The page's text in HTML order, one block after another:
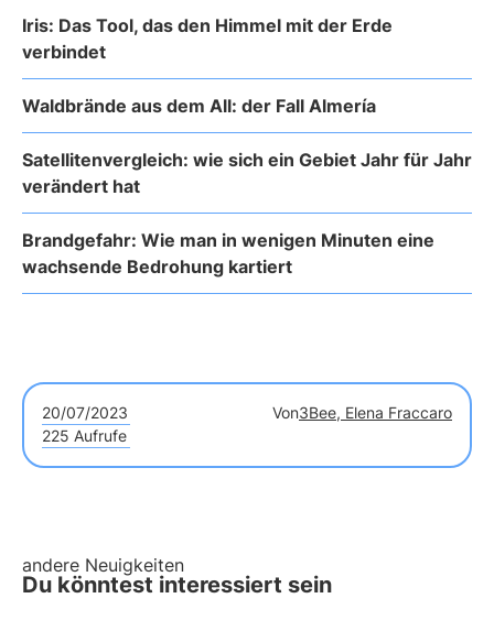
Iris: Das Tool, das den Himmel mit der Erde
verbindet
Waldbrände aus dem All: der Fall Almería
Satellitenvergleich: wie sich ein Gebiet Jahr für Jahr
verändert hat
Brandgefahr: Wie man in wenigen Minuten eine
wachsende Bedrohung kartiert
20/07/2023 Von3Bee, Elena Fraccaro
225 Aufrufe
andere Neuigkeiten
Du könntest interessiert sein